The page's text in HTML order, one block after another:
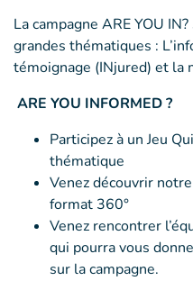
La campagne ARE YOU
grandes thématiques :
témoignage (INjured) et la
ARE YOU INFORMED ?
Participez à un Jeu
thématique
Venez découvrir
format 360°
Venez rencontrer
qui pourra vous
sur la campagne.